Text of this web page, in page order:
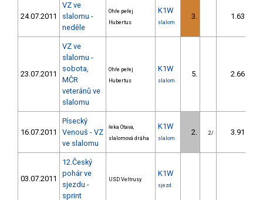
24.07.2011
VZ ve
slalomu -
neděle
Ohře peřej
Hubertus
K1W
slalom
3. 1.63
23.07.2011
VZ ve
slalomu -
sobota,
MČR
veteránů ve
slalomu
Ohře peřej
Hubertus
K1W
slalom
5. 2.66
16.07.2011
Písecký
Venouš - VZ
ve slalomu
řeka Otava,
slalomová dráha
K1W
slalom
2. 2/ 3.91
03.07.2011
12.Český
pohár ve
sjezdu -
sprint
USD Veltrusy
K1W
sjezd